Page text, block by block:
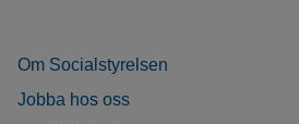
Om Socialstyrelsen
Jobba hos oss